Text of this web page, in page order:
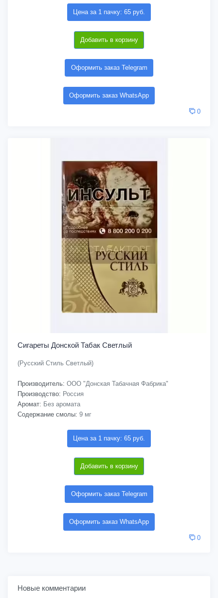
Цена за 1 пачку: 65 руб.
Добавить в корзину
Оформить заказ Telegram
Оформить заказ WhatsApp
0
Сигареты Донской Табак Светлый
(Русский Стиль Светлый)
Производитель: ООО "Донская Табачная Фабрика"
Производство: Россия
Аромат: Без аромата
Содержание смолы: 9 мг
Цена за 1 пачку: 65 руб.
Добавить в корзину
Оформить заказ Telegram
Оформить заказ WhatsApp
0
Новые комментарии